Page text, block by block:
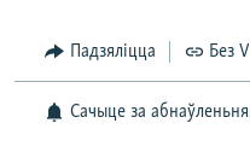
Падзяліцца Без
Сачыце за